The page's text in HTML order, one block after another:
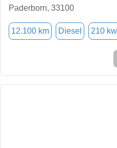
Paderborn, 33100
12.100 km Diesel 210